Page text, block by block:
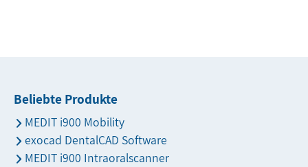
Beliebte Produkte
MEDIT i900 Mobility
exocad DentalCAD Software
MEDIT i900 Intraoralscanner